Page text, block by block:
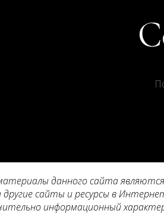
данного сайта
другие сайты и ресурсы в
информационный